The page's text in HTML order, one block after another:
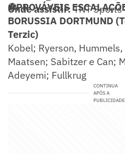
Onde assistir:TNT Sports
⚽PROVÁVEIS
BORUSSIA DORTMUND
Terzic)
Kobel; Ryerson,
Maatsen; Sabitzer e Can;
Adeyemi; Fullkrug
CONTINUA
APÓS A
PUBLICIDADE